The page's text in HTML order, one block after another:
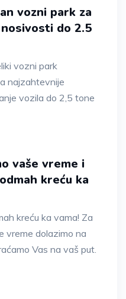
vozni park za
do 2.5
vozni park
najzahtevnije
vozila do 2,5 tone
vaše vreme i
kreću ka
kreću ka vama! Za
vreme dolazimo na
Vas na vaš put.